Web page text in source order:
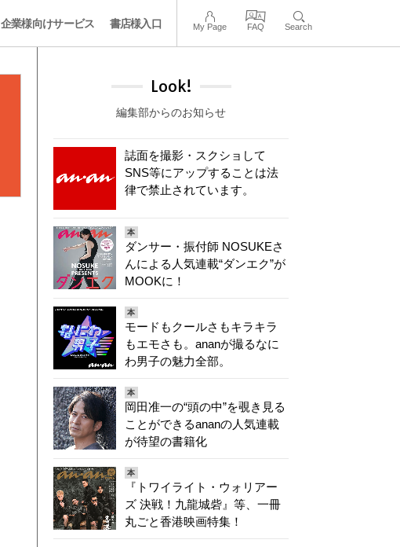
企業様向けサービス 書店様入口 My Page FAQ Search
Look!
編集部からのお知らせ
誌面を撮影・スクショして
SNS等にアップすることは法
律で禁止されています。
本
ダンサー・振付師 NOSUKEさ
んによる人気連載“ダンエク”が
MOOKに！
本
モードもクールさもキラキラ
もエモさも。ananが撮るなに
わ男子の魅力全部。
本
岡田准一の“頭の中”を覗き見る
ことができるananの人気連載
が待望の書籍化
本
『トワイライト・ウォリアー
ズ 決戦！九龍城砦』等、一冊
丸ごと香港映画特集！